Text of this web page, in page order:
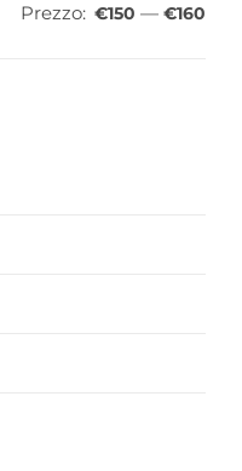
Prezzo: €150 — €160